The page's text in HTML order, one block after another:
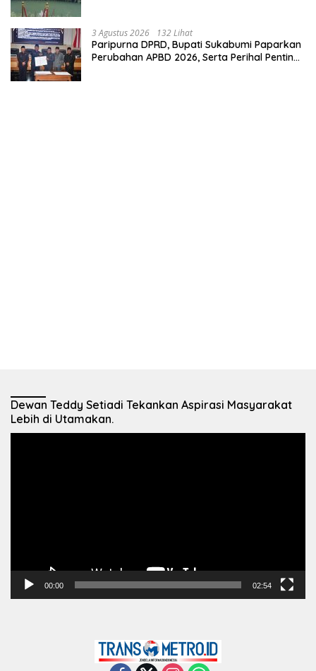
3 Agustus 2026 132 Lihat
Paripurna DPRD, Bupati Sukabumi Paparkan
Perubahan APBD 2026, Serta Perihal Penting
Dewan Teddy Setiadi Tekankan Aspirasi Masyarakat
Lebih di Utamakan.
00:00 02:54